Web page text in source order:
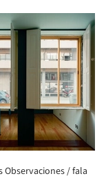
Observaciones / fala